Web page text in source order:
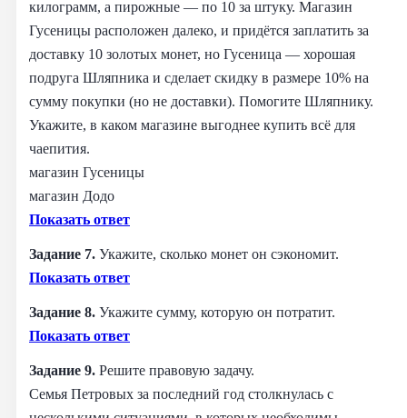
килограмм, а пирожные — по 10 за штуку. Магазин
Гусеницы расположен далеко, и придётся заплатить за
доставку 10 золотых монет, но Гусеница — хорошая
подруга Шляпника и сделает скидку в размере 10% на
сумму покупки (но не доставки). Помогите Шляпнику.
Укажите, в каком магазине выгоднее купить всё для
чаепития.
магазин Гусеницы
магазин Додо
Показать ответ
Задание 7. Укажите, сколько монет он сэкономит.
Показать ответ
Задание 8. Укажите сумму, которую он потратит.
Показать ответ
Задание 9. Решите правовую задачу.
Семья Петровых за последний год столкнулась с